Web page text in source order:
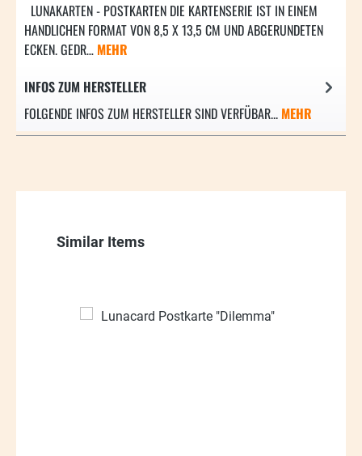
LUNAKARTEN - POSTKARTEN DIE KARTENSERIE IST IN EINEM
HANDLICHEN FORMAT VON 8,5 X 13,5 CM UND ABGERUNDETEN
ECKEN. GEDR… MEHR
INFOS ZUM HERSTELLER
FOLGENDE INFOS ZUM HERSTELLER SIND VERFÜBAR... MEHR
Produktgalerie überspringen
Similar Items